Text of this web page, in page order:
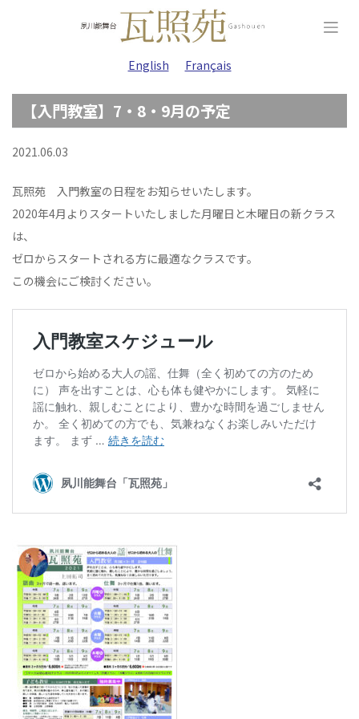
English Français
【入門教室】7・8・9月の予定
2021.06.03
瓦照苑 入門教室の日程をお知らせいたします。
2020年4月よりスタートいたしました月曜日と木曜日の新クラス
は、
ゼロからスタートされる方に最適なクラスです。
この機会にご検討ください。